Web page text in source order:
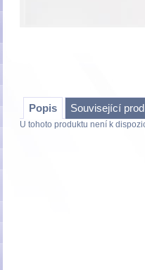
Popis Související
U tohoto produktu není k